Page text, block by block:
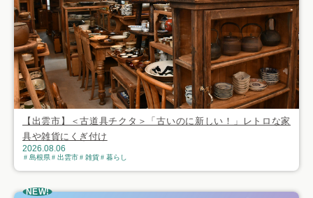
【出雲市】＜古道具チクタ＞「古いのに新しい！」レトロな家
具や雑貨にくぎ付け
2026.08.06
島根県 出雲市 雑貨 暮らし
NEW!